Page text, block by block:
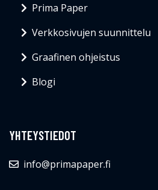
Prima Paper
Verkkosivujen suunnittelu
Graafinen ohjeistus
Blogi
YHTEYSTIEDOT
info@primapaper.fi